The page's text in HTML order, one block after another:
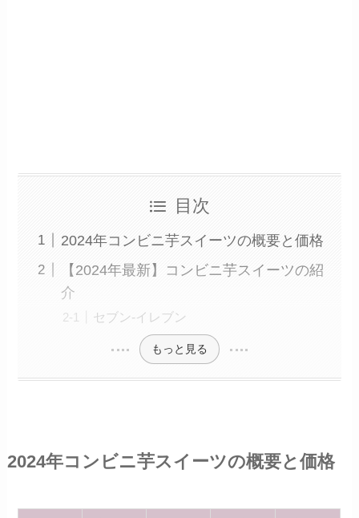
目次
2024年コンビニ芋スイーツの概要と価格
【2024年最新】コンビニ芋スイーツの紹
介
セブン-イレブン
もっと見る
2024年コンビニ芋スイーツの概要と価格